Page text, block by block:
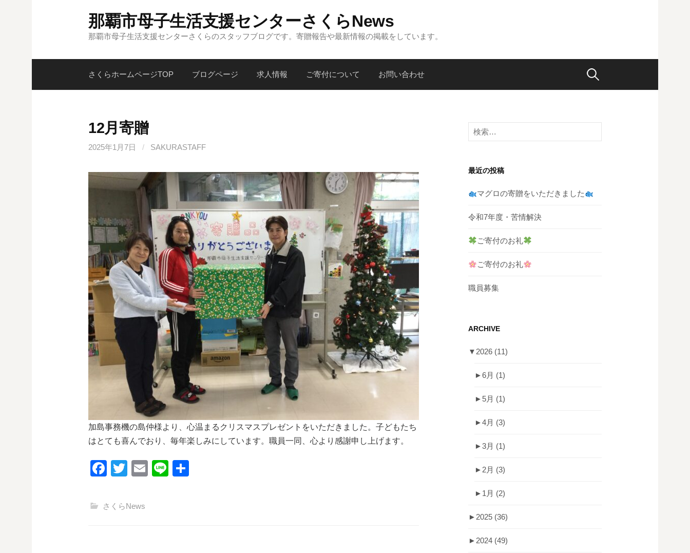
ツ
ス
那覇市母子生活支援センターさくらNews
那覇市母子生活支援センターさくらのスタッフブログです。寄贈報告や最新情報の掲載をしています。
さくらホームページTOP ブログページ 求人情報 ご寄付について お問い合わせ 検
12月寄贈
2025年1月7日 / SAKURASTAFF
加島事務機の島仲様より、心温まるクリスマスプレゼントをいただきました。子どもたち
はとても喜んでおり、毎年楽しみにしています。職員一同、心より感謝申し上げます。
F
c
T
tt
E
Li
さくらNews
検
索:
最近の投稿
マグロの寄贈をいただきました
令和7年度・苦情解決
ご寄付のお礼
ご寄付のお礼
職員募集
ARCHIVE
▼ 2026 (11)
►6月 (1)
► 5月 (1)
►4月 (3)
►3月 (1)
► 2月 (3)
► 1月 (2)
► 2025 (36)
► 2024 (49)